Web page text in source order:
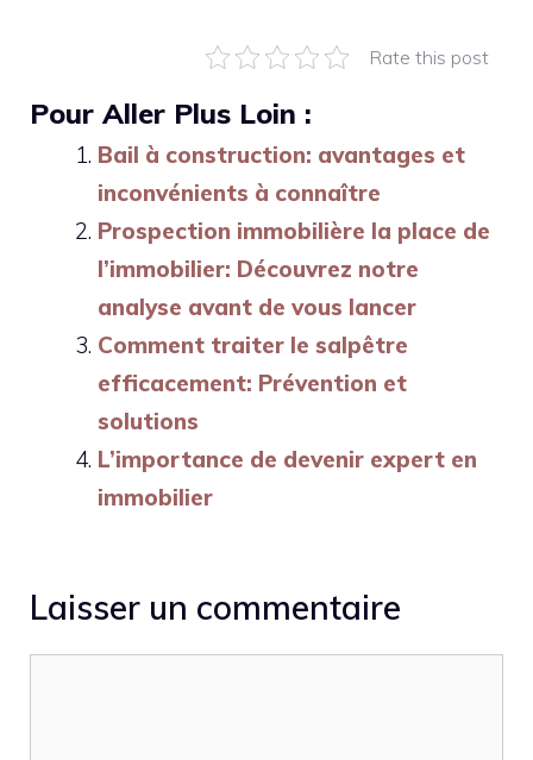
Rate this post
Pour Aller Plus Loin :
Bail à construction: avantages et
inconvénients à connaître
Prospection immobilière la place de
l’immobilier: Découvrez notre
analyse avant de vous lancer
Comment traiter le salpêtre
efficacement: Prévention et
solutions
L’importance de devenir expert en
immobilier
Laisser un commentaire